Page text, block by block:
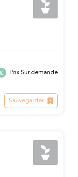
Prix Sur demande
Sauvegarder